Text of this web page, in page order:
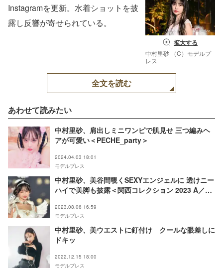
拡大する
中村里砂 （C）モデルプ
レス
Instagramを更新。水着ショットを披
露し反響が寄せられている。
全文を読む
あわせて読みたい
中村里砂、肩出しミニワンピで肌見せ 三つ編みヘ
アが可愛い＜PECHE_party＞
2024.04.03 18:01
モデルプレス
中村里砂、美谷間覗くSEXYエンジェルに 透けニー
ハイで美脚も披露＜関西コレクション 2023 A／W
2023.08.06 16:59
モデルプレス
中村里砂、美ウエストに釘付け クールな眼差しに
ドキッ
2022.12.15 18:00
モデルプレス